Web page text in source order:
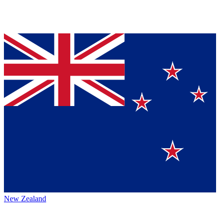
New Zealand